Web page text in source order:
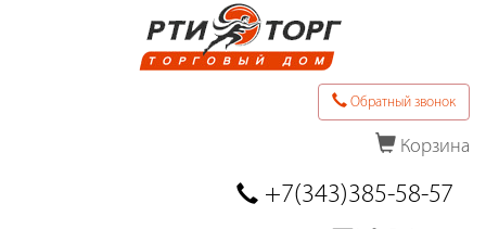
Обратный звонок
Корзина
Последние товары в заказе
+7(343)385-58-57